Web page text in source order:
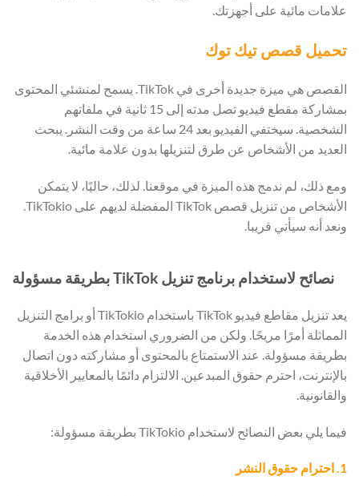
علامات مائية على أجهزتك.
تحميل قصص تيك توك
القصص هي ميزة جديدة أخرى في TikTok. يسمح لمنشئي المحتوى
بمشاركة مقطع فيديو تصل مدته إلى 15 ثانية في ملفاتهم
الشخصية. سيختفي الفيديو بعد 24 ساعة من وقت النشر. يبحث
العديد من الأشخاص عن طرق لتنزيلها بدون علامة مائية.
ومع ذلك، لم ندمج هذه الميزة في موقعنا. لذلك، حاليًا، لا يتمكن
الأشخاص من تنزيل قصص TikTok المفضلة لديهم على TikTokio.
ونعد أنه سيأتي قريبا.
نصائح لاستخدام برنامج تنزيل TikTok بطريقة مسؤولة
يعد تنزيل مقاطع فيديو TikTok باستخدام TikTokio أو برامج التنزيل
المماثلة أمرًا مريحًا. ولكن من الضروري استخدام هذه الخدمة
بطريقة مسؤولة. عند الاستمتاع بالمحتوى أو مشاركته دون اتصال
بالإنترنت، احترم حقوق المبدعين. الالتزام دائمًا بالمعايير الأخلاقية
والقانونية.
فيما يلي بعض النصائح لاستخدام TikTokio بطريقة مسؤولة:
1. احترام حقوق النشر